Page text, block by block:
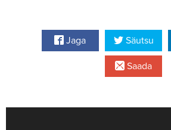
Jaga Säutsu
Saada